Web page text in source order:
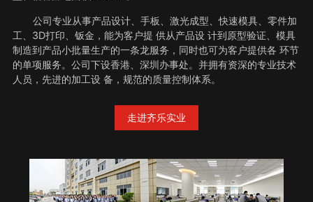
公司专业从事产品设计、手板、激光成型、快速模具、零件加
工、3D打印、钣金，能为客户提 供从产品设 计到原型验证、模具
制造到产品小批量生产的一条龙服务，同时也可为客户提供各 环节
的单项服务。公司下设香港、深圳办事处。并拥有资深的专业技术
人员，先进的加工设 备，规范的质量控制体系。
走进齐乐实业